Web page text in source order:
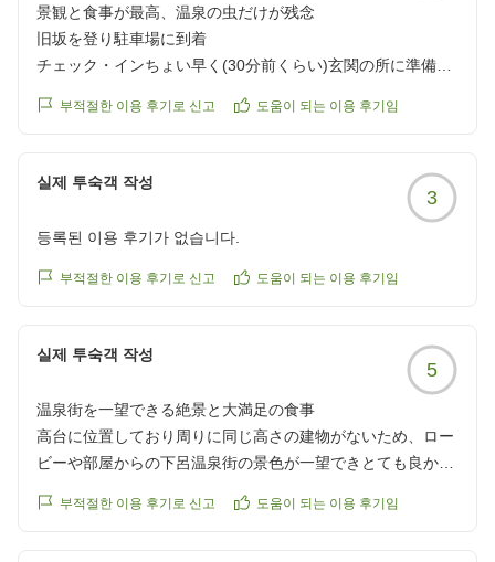
景観と食事が最高、温泉の虫だけが残念
旧坂を登り駐車場に到着
チェック・インちょい早く(30分前くらい)玄関の所に準備中
きそのままホテル内へ
景観良く部屋も広くて綺麗、そして部屋の露天風呂も最高
欲を言えば、露天風呂出入り場所がベットルームからなので
内風呂の脱衣所からが良いかなと思う。(部屋の構造上無理)
大浴場は内湯と露天風呂大きくてとてもよい温泉でしたが、
一番初めに入ったが内風呂の浴槽に虫が数匹浮いていてトン
した。
スタッフの対応もとても良く、配膳の時間配分もお見事でし
た。
よい旅行の思い出となりありがとうございました。
부적절한 이용 후기로 신고 도움이 되는 이용 후기임
실제 투숙객 작성
3
등록된 이용 후기가 없습니다.
부적절한 이용 후기로 신고 도움이 되는 이용 후기임
실제 투숙객 작성
5
温泉街を一望できる絶景と大満足の食事
高台に位置しており周りに同じ高さの建物がないため、ロー
ビーや部屋からの下呂温泉街の景色が一望できとても良かっ
また、食事は夕食、朝食ともに味もボリュームも大満足で
부적절한 이용 후기로 신고 도움이 되는 이용 후기임